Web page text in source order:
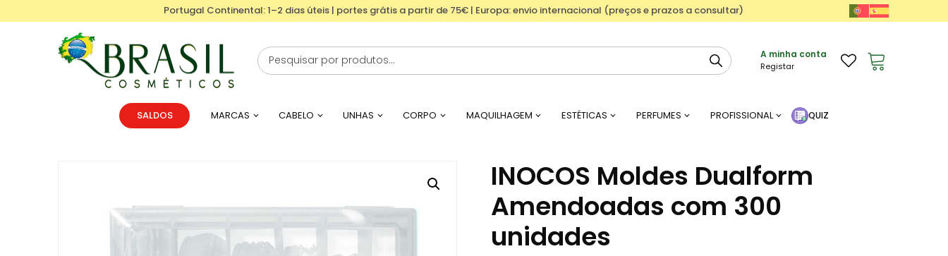
Portugal Continental: 1–2 dias úteis | portes grátis a partir de 75€ | Europa: envio internacional (preços e prazos a consultar)
A minha conta
Registar
SALDOS MARCAS CABELO UNHAS CORPO MAQUILHAGEM ESTÉTICAS PERFUMES PROFISSIONAL QUIZ
INOCOS Moldes Dualform
Amendoadas com 300
unidades